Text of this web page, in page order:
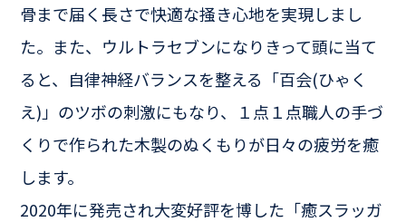
骨まで届く長さで快適な掻き心地を実現しまし
た。また、ウルトラセブンになりきって頭に当て
ると、自律神経バランスを整える「百会(ひゃく
え)」のツボの刺激にもなり、１点１点職人の手づ
くりで作られた木製のぬくもりが日々の疲労を癒
します。
2020年に発売され大変好評を博した「癒スラッガ